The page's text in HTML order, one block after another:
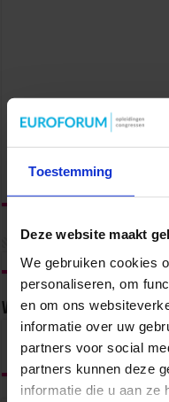
Toestemming
Deze website maakt
We gebruiken cookies
personaliseren, om
en om ons
informatie over uw
partners voor social
partners kunnen deze
informatie die u aan ze
Volg ons via